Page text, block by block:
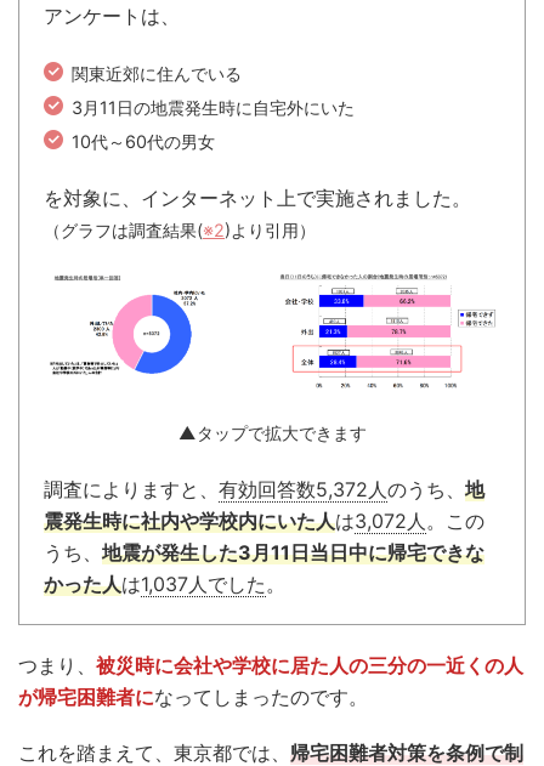
アンケートは、
関東近郊に住んでいる
3月11日の地震発生時に自宅外にいた
10代～60代の男女
を対象に、インターネット上で実施されました。
（グラフは調査結果(※2)より引用）
▲タップで拡大できます
調査によりますと、 有効回答数5,372人 のうち、 地
震発生時に社内や学校内にいた人は3,072人 。この
うち、 地震が発生した3月11日当日中に帰宅できな
かった人は1,037人でした 。
つまり、 被災時に会社や学校に居た人の三分の一近くの人
が帰宅困難者になってしまったのです。
これを踏まえて、東京都では、 帰宅困難者対策を条例で制